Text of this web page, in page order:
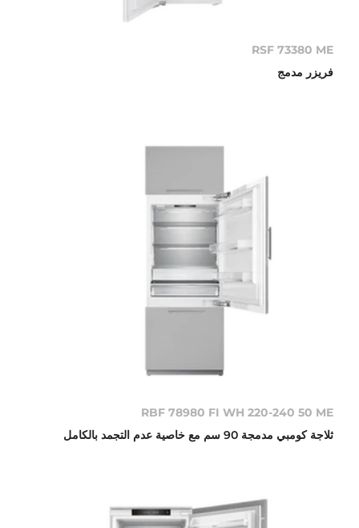
RSF 73380 ME
فريزر مدمج
RBF 78980 FI WH 220-240 50 ME
ثلاجة كومبي مدمجة 90 سم مع خاصية عدم التجمد بالكامل